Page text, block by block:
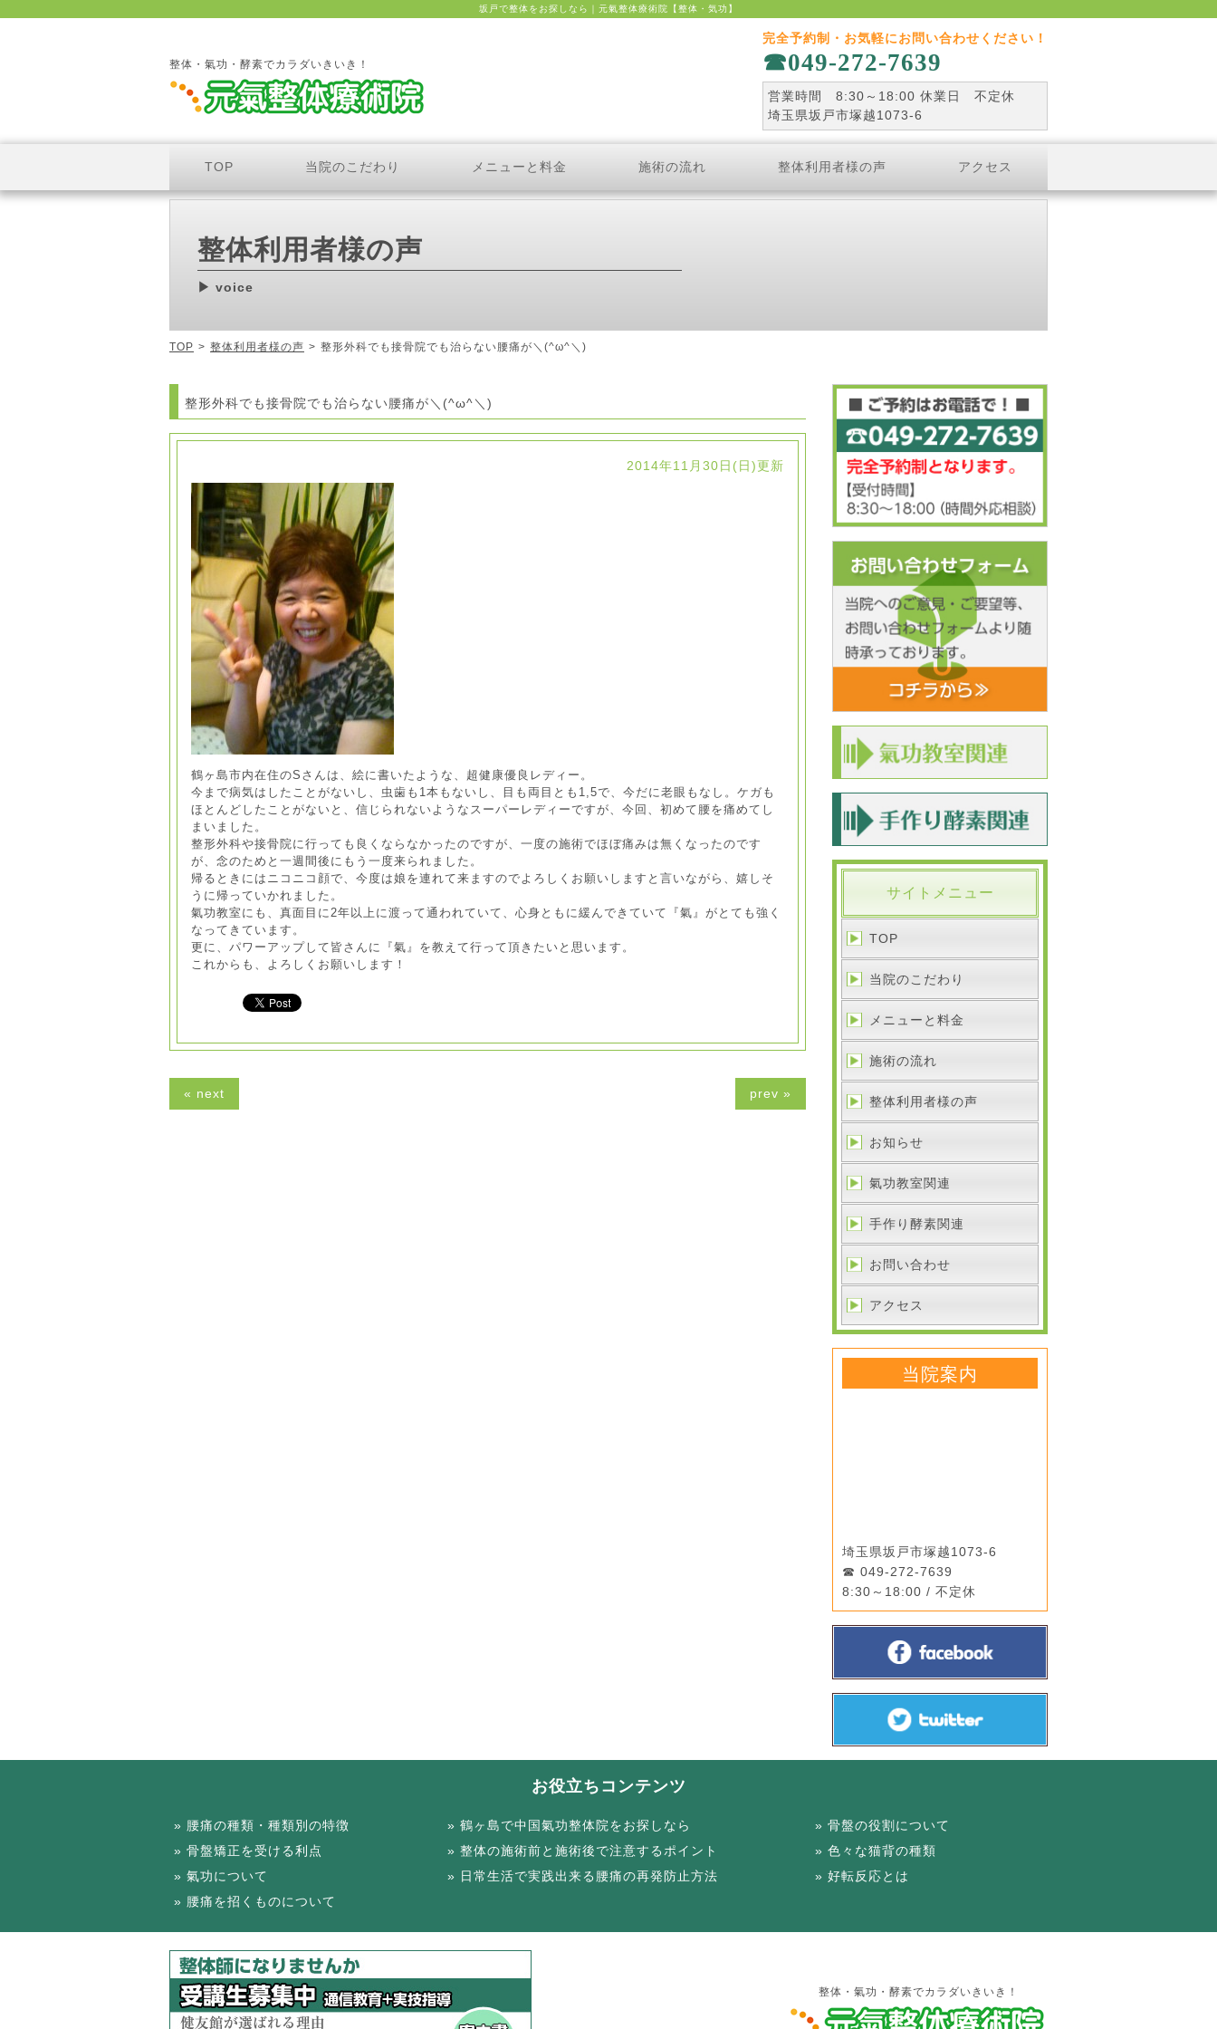
坂戸で整体をお探しなら｜元氣整体療術院【整体・気功】
整体・氣功・酵素でカラダいきいき！
完全予約制・お気軽にお問い合わせください！
049-272-7639
営業時間 8:30～18:00 休業日 不定休
埼玉県坂戸市塚越1073-6
TOP 当院のこだわり メニューと料金 施術の流れ 整体利用者様の声 アクセス
整体利用者様の声
voice
TOP > 整体利用者様の声 > 整形外科でも接骨院でも治らない腰痛が＼(^ω^＼)
整形外科でも接骨院でも治らない腰痛が＼(^ω^＼)
2014年11月30日(日)更新
鶴ヶ島市内在住のSさんは、絵に書いたような、超健康優良レディー。
今まで病気はしたことがないし、虫歯も1本もないし、目も両目とも1,5で、今だに老眼もなし。ケガも
ほとんどしたことがないと、信じられないようなスーパーレディーですが、今回、初めて腰を痛めてし
まいました。
整形外科や接骨院に行っても良くならなかったのですが、一度の施術でほぼ痛みは無くなったのです
が、念のためと一週間後にもう一度来られました。
帰るときにはニコニコ顔で、今度は娘を連れて来ますのでよろしくお願いしますと言いながら、嬉しそ
うに帰っていかれました。
氣功教室にも、真面目に2年以上に渡って通われていて、心身ともに緩んできていて『氣』がとても強く
なってきています。
更に、パワーアップして皆さんに『氣』を教えて行って頂きたいと思います。
これからも、よろしくお願いします！
« next prev »
サイトメニュー
TOP
当院のこだわり
メニューと料金
施術の流れ
整体利用者様の声
お知らせ
氣功教室関連
手作り酵素関連
お問い合わせ
アクセス
当院案内
埼玉県坂戸市塚越1073-6
049-272-7639
8:30～18:00 / 不定休
お役立ちコンテンツ
腰痛の種類・種類別の特徴
骨盤矯正を受ける利点
氣功について
腰痛を招くものについて
鶴ヶ島で中国氣功整体院をお探しなら
整体の施術前と施術後で注意するポイント
日常生活で実践出来る腰痛の再発防止方法
骨盤の役割について
色々な猫背の種類
好転反応とは
整体・氣功・酵素でカラダいきいき！